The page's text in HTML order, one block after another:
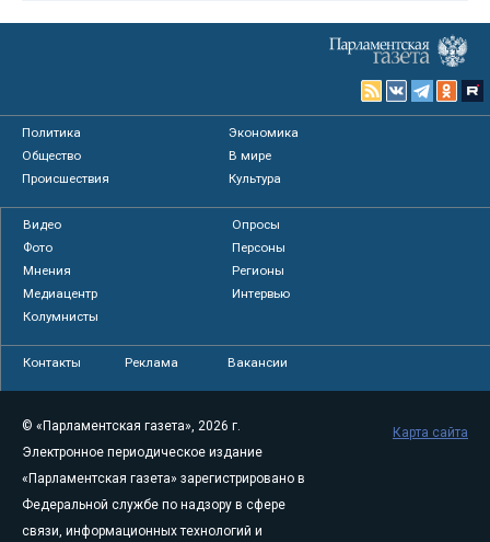
Политика
Экономика
Общество
В мире
Происшествия
Культура
Видео
Опросы
Фото
Персоны
Мнения
Регионы
Медиацентр
Интервью
Колумнисты
Контакты Реклама Вакансии
© «Парламентская газета», 2026 г.
Электронное периодическое издание
«Парламентская газета» зарегистрировано в
Федеральной службе по надзору в сфере
связи, информационных технологий и
Карта сайта